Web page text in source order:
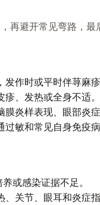
再避开常见弯路，最
发作时或平时伴荨麻
疹、发热或全身不适。
膜炎样表现、眼部炎
敏和常见自身免疫
或感染证据不足。
、关节、眼耳和炎症